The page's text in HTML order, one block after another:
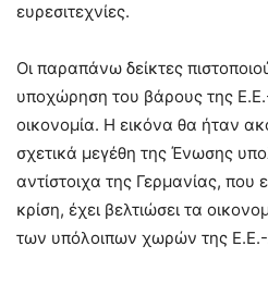
ευρεσιτεχνίες.
Οι παραπάνω δείκτες
υποχώρηση του βάρους της
οικονομία. Η εικόνα θα ήταν
σχετικά μεγέθη της Ένωσης
αντίστοιχα της Γερμανίας, που
κρίση, έχει βελτιώσει τα
των υπόλοιπων χωρών της